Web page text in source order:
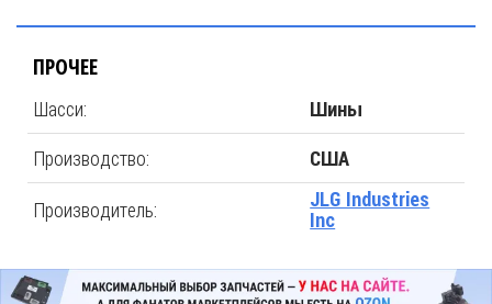
ПРОЧЕЕ
Шасси: Шины
Производство: США
Производитель:
JLG Industries
Inc